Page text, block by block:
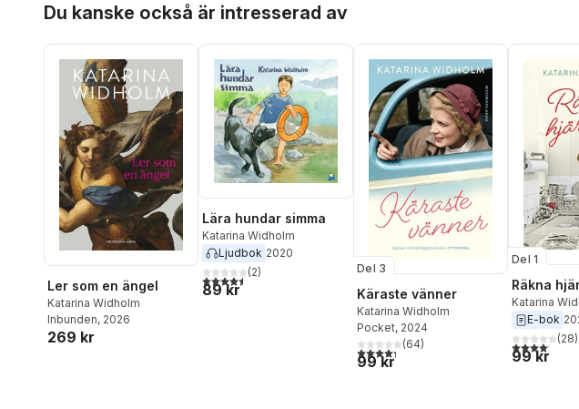
Du kanske också är intresserad av
Ler som en ängel
Katarina Widholm
Inbunden, 2026
269 kr
Lära hundar simma
Katarina Widholm
Ljudbok 2020
4,5utav 5 stjärnor. Totalt antal röster:
(2)
89 kr
Del 3
Käraste vänner
Katarina Widholm
Pocket, 2024
4,3utav 5 stjärnor. Totalt antal röster:
(64)
99 kr
Del 1
Räkna
Katarina
E-bok
4,1utav 5(28)
99 kr